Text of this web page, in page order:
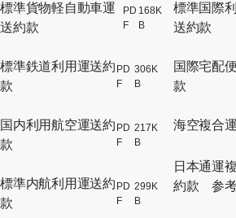
標準貨物軽自動車運
送約款
PD
F
168K
B
[別ウィン
標準鉄道利用運送約
款
PD
F
306K
B
[別ウィン
国内利用航空運送約
款
PD
F
217K
B
標準内航利用運送約
款
PD
F
299K
B
標準国際
送約款
国際宅配
款
海空複合
日本通運
約款 参